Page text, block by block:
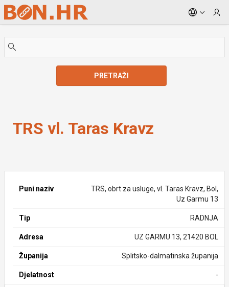
Skip to Main Content
PRETRAŽI
TRS vl. Taras Kravz
Puni naziv
TRS, obrt za usluge, vl. Taras Kravz, Bol,
Uz Garmu 13
Tip RADNJA
Adresa UZ GARMU 13, 21420 BOL
Županija Splitsko-dalmatinska županija
Djelatnost -